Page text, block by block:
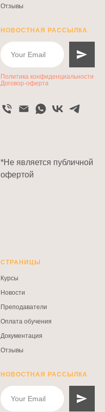
Отзывы
НОВОСТНАЯ РАССЫЛКА
Политика конфиденциальности
Договор-оферта
*Не является публичной
офертой
СТРАНИЦЫ
Курсы
Новости
Преподаватели
Оплата обучения
Документация
Отзывы
НОВОСТНАЯ РАССЫЛКА